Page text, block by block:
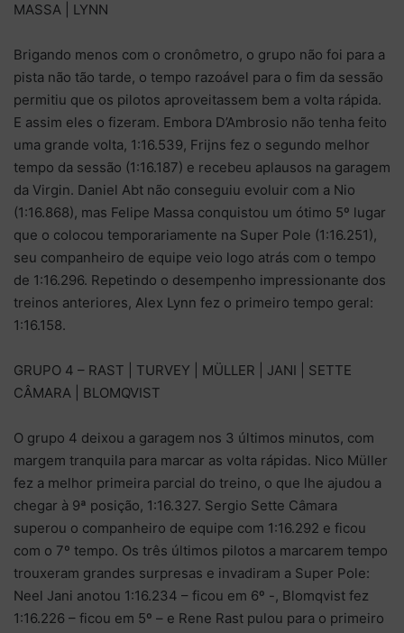
MASSA | LYNN
Brigando menos com o cronômetro, o grupo não foi para a
pista não tão tarde, o tempo razoável para o fim da sessão
permitiu que os pilotos aproveitassem bem a volta rápida.
E assim eles o fizeram. Embora D’Ambrosio não tenha feito
uma grande volta, 1:16.539, Frijns fez o segundo melhor
tempo da sessão (1:16.187) e recebeu aplausos na garagem
da Virgin. Daniel Abt não conseguiu evoluir com a Nio
(1:16.868), mas Felipe Massa conquistou um ótimo 5º lugar
que o colocou temporariamente na Super Pole (1:16.251),
seu companheiro de equipe veio logo atrás com o tempo
de 1:16.296. Repetindo o desempenho impressionante dos
treinos anteriores, Alex Lynn fez o primeiro tempo geral:
1:16.158.
GRUPO 4 – RAST | TURVEY | MÜLLER | JANI | SETTE
CÂMARA | BLOMQVIST
O grupo 4 deixou a garagem nos 3 últimos minutos, com
margem tranquila para marcar as volta rápidas. Nico Müller
fez a melhor primeira parcial do treino, o que lhe ajudou a
chegar à 9ª posição, 1:16.327. Sergio Sette Câmara
superou o companheiro de equipe com 1:16.292 e ficou
com o 7º tempo. Os três últimos pilotos a marcarem tempo
trouxeram grandes surpresas e invadiram a Super Pole:
Neel Jani anotou 1:16.234 – ficou em 6º -, Blomqvist fez
1:16.226 – ficou em 5º – e Rene Rast pulou para o primeiro